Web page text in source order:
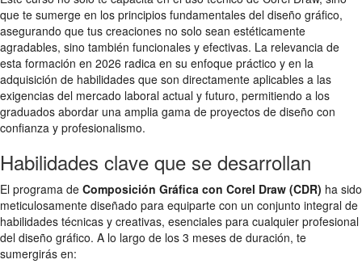
que te sumerge en los principios fundamentales del diseño gráfico,
asegurando que tus creaciones no solo sean estéticamente
agradables, sino también funcionales y efectivas. La relevancia de
esta formación en 2026 radica en su enfoque práctico y en la
adquisición de habilidades que son directamente aplicables a las
exigencias del mercado laboral actual y futuro, permitiendo a los
graduados abordar una amplia gama de proyectos de diseño con
confianza y profesionalismo.
Habilidades clave que se desarrollan
El programa de Composición Gráfica con Corel Draw (CDR) ha sido
meticulosamente diseñado para equiparte con un conjunto integral de
habilidades técnicas y creativas, esenciales para cualquier profesional
del diseño gráfico. A lo largo de los 3 meses de duración, te
sumergirás en: